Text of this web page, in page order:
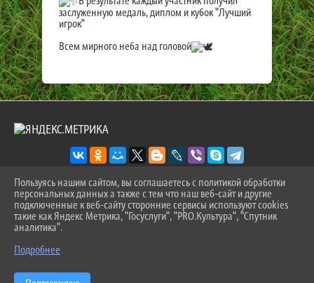
заслуженную медаль, диплом и кубок "Лучший
игрок"
Всем мирного неба над головой
2026 Г. SPORT-ZEVS.RU
ВХОД
КАРТА САЙТА
СДЕЛАНО НА KUBCMS
Пользуясь нашим сайтом, вы соглашаетесь с политикой обработки
персональных данных а также с тем что наш веб-сайт и другие
подключенные к веб-сайту сторонние сервисы используют cookies
такие как Яндекс Метрика, "Госуслуги", "PRO.Культура", "Спутник
аналитика".
Подробнее